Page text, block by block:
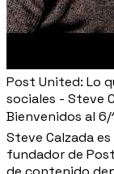
Post United: Lo
sociales - Steve
Bienvenidos al
Steve Calzada
fundador de